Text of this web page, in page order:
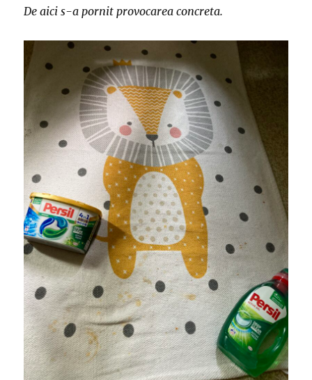
De aici s-a pornit provocarea concreta.